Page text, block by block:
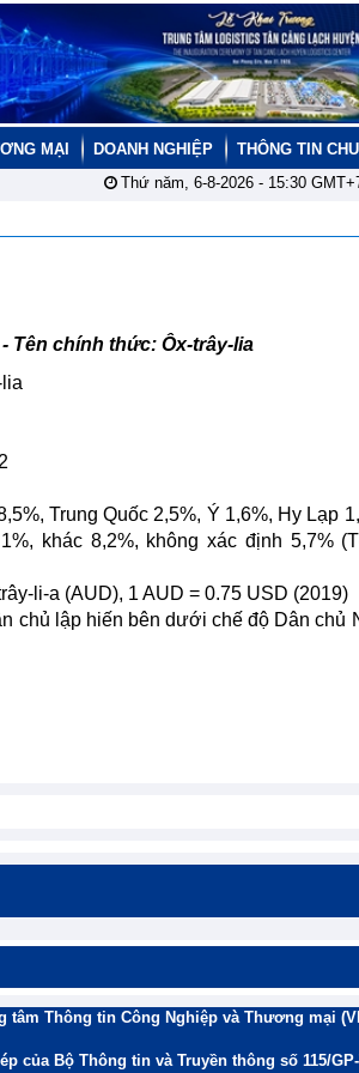
MẠI DOANH NGHIỆP THÔNG TIN
Thứ năm, 6-8-2026 - 15:30
Tên chính thức: Ôx-trây-lia
Trung Quốc 2,5%, Ý 1,6%, Hy Lạp
khác 8,2%, không xác định 5,7%
li-a (AUD), 1 AUD = 0.75 USD (2019)
chủ lập hiến bên dưới chế độ Dân chủ
tâm Thông tin Công Nghiệp và Thương mại
của Bộ Thông tin và Truyền thông số 115/